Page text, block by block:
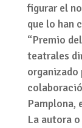
figurar el
que lo han
“Premio
teatrales
organizado
Pamplona,
La autora